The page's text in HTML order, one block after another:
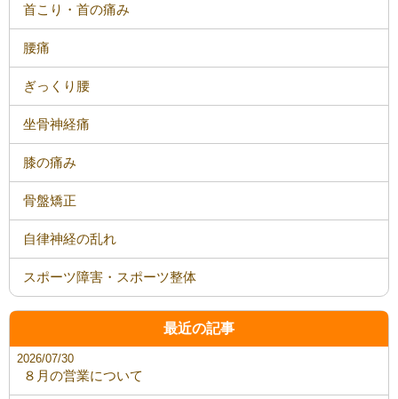
首こり・首の痛み
腰痛
ぎっくり腰
坐骨神経痛
膝の痛み
骨盤矯正
自律神経の乱れ
スポーツ障害・スポーツ整体
最近の記事
８月の営業について
2026/07/30